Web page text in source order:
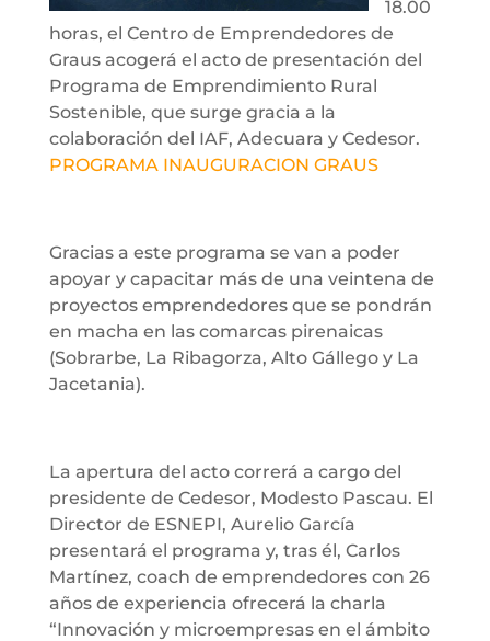
18.00
horas, el Centro de Emprendedores de
Graus acogerá el acto de presentación del
Programa de Emprendimiento Rural
Sostenible, que surge gracia a la
colaboración del IAF, Adecuara y Cedesor.
PROGRAMA INAUGURACION GRAUS
Gracias a este programa se van a poder
apoyar y capacitar más de una veintena de
proyectos emprendedores que se pondrán
en macha en las comarcas pirenaicas
(Sobrarbe, La Ribagorza, Alto Gállego y La
Jacetania).
La apertura del acto correrá a cargo del
presidente de Cedesor, Modesto Pascau. El
Director de ESNEPI, Aurelio García
presentará el programa y, tras él, Carlos
Martínez, coach de emprendedores con 26
años de experiencia ofrecerá la charla
“Innovación y microempresas en el ámbito